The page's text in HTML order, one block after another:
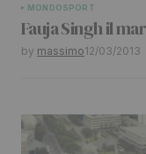
Il tuo indirizzo
campi
MONDOSPORT
Fauja Singh il
by massimo12/03/2013